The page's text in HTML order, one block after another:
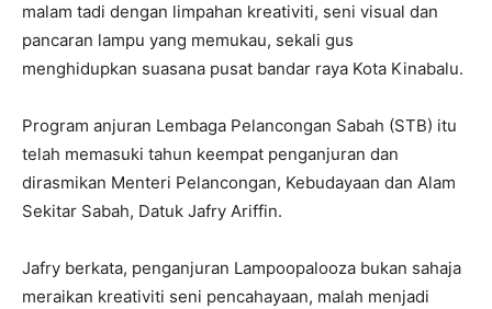
malam tadi dengan limpahan kreativiti, seni visual dan
pancaran lampu yang memukau, sekali gus
menghidupkan suasana pusat bandar raya Kota Kinabalu.
Program anjuran Lembaga Pelancongan Sabah (STB) itu
telah memasuki tahun keempat penganjuran dan
dirasmikan Menteri Pelancongan, Kebudayaan dan Alam
Sekitar Sabah, Datuk Jafry Ariffin.
Jafry berkata, penganjuran Lampoopalooza bukan sahaja
meraikan kreativiti seni pencahayaan, malah menjadi